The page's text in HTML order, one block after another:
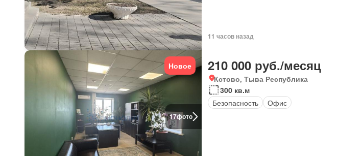
11 часов назад
17фото
Новое 210 000 руб./месяц
Кстово, Тыва Республика
300 кв.м
Безопасность
Офис